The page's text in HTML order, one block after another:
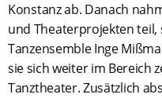
Konstanz ab. Danach
und Theaterprojekten teil,
Tanzensemble Inge
sie sich weiter im Bereich
Tanztheater. Zusätzlich